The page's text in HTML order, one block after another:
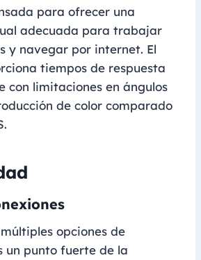
para ofrecer una
adecuada para trabajar
y navegar por internet. El
tiempos de respuesta
con limitaciones en ángulos
de color comparado
opciones de
un punto fuerte de la